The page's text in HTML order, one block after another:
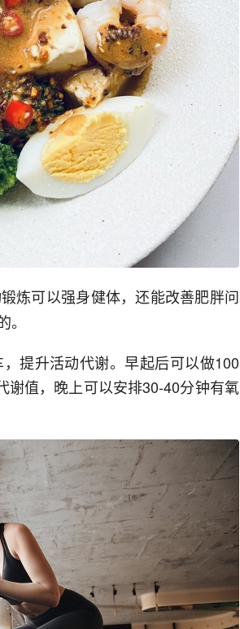
炼可以强身健体，还能改善肥胖问
提升活动代谢。早起后可以做100
谢值，晚上可以安排30-40分钟有氧